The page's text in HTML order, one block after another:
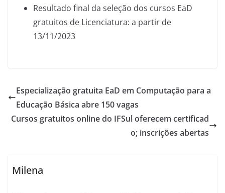
Resultado final da seleção dos cursos EaD
gratuitos de Licenciatura: a partir de
13/11/2023
Especialização gratuita EaD em Computação para a
Educação Básica abre 150 vagas
Cursos gratuitos online do IFSul oferecem certificad
o; inscrições abertas
Milena